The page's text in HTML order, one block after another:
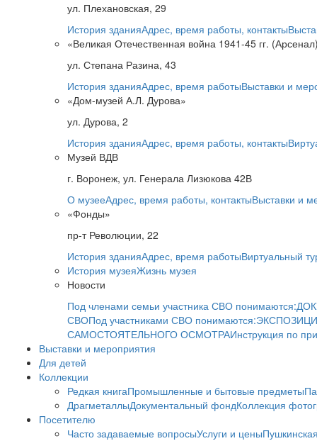
ул. Плехановская, 29
История зданияАдрес, время работы, контакты
«Великая Отечественная война 1941-45 гг.
ул. Степана Разина, 43
История зданияАдрес, время работыВыставки и
«Дом-музей А.Л. Дурова»
ул. Дурова, 2
История зданияАдрес, время работы, контакты
Музей ВДВ
г. Воронеж, ул. Генерала Лизюкова 42В
О музееАдрес, время работы, контактыВыставки и
«Фонды»
пр-т Революции, 22
История зданияАдрес, время работыВиртуальный
История музеяЖизнь музея
Новости
Под членами семьи участника СВО понимаются:
СВОПод участниками СВО понимаются:
САМОСТОЯТЕЛЬНОГО ОСМОТРАИнструкция по
Выставки и мероприятия
Для детей
Коллекции
Редкая книгаПромышленные и бытовые предметы
ДрагметаллыДокументальный фондКоллекция
Посетителю
Часто задаваемые вопросыУслуги и цены